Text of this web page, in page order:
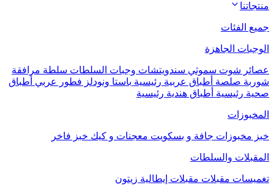
منتجاتنا
جميع الفئات
الوجبات الجاهزة
عصائر شوت سموثي سندويتشات وجبات السلطات سلطة مرافقة
شوربة صلصة أطباق عربية رئيسية باستا ونودلز فطور عربي أطباق
صحية رئيسية أطباق هندية رئيسية
المخبوزات
خبز مخبوزات جافة و بسكويت معجنات و كيك خبز فاخر
المقبلات والسلطات
تغميسات مقبلات مقبلات إيطالية زيتون